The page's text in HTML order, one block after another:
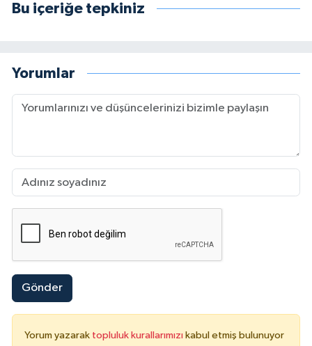
Bu içeriğe tepkiniz
Yorumlar
Gönder
Yorum yazarak topluluk kurallarımızı kabul etmiş bulunuyor